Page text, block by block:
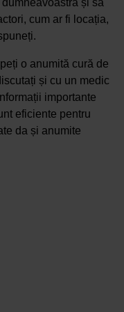
și să
cum ar fi locația,
o anumită cură de
și cu un medic
importante
eficiente pentru
da și anumite